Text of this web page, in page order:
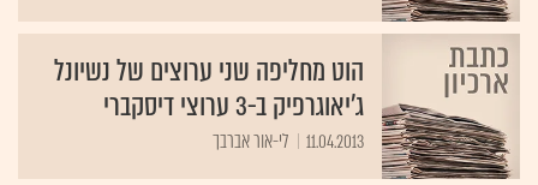
הוט מחליפה שני ערוצים של נשיונל
ג'יאוגרפיק ב-3 ערוצי דיסקברי
11.04.2013 לי-אור אברבך